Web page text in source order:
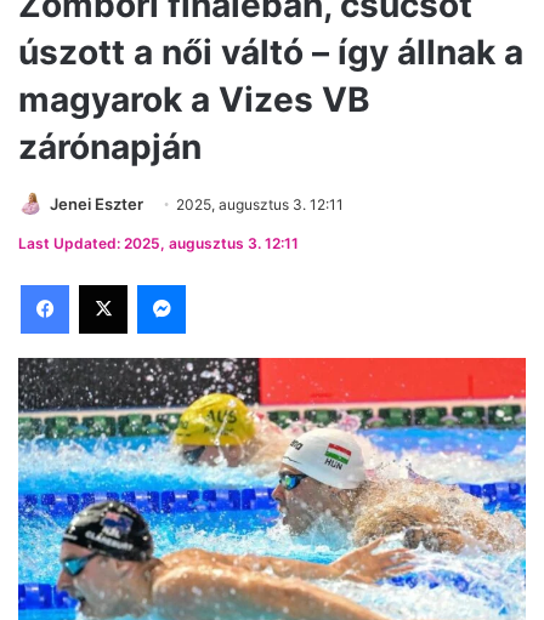
úszott a női váltó – így állnak a
magyarok a Vizes VB
zárónapján
Jenei Eszter 2025, augusztus 3. 12:11
Last Updated: 2025, augusztus 3. 12:11
Facebook
X Messenger